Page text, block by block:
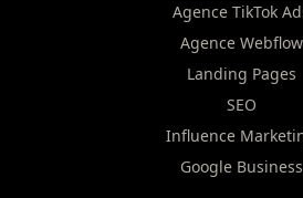
Agence TikTok
Agence Webflow
Landing Pages
SEO
Influence
Google Business